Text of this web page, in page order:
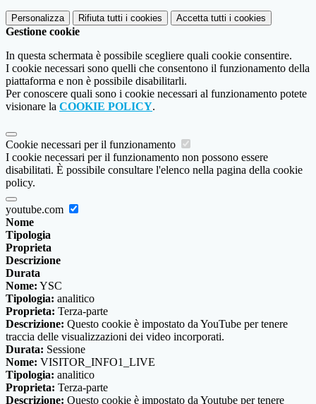
Personalizza Rifiuta tutti i cookies Accetta tutti i cookies
Gestione cookie
In questa schermata è possibile scegliere quali cookie consentire.
I cookie necessari sono quelli che consentono il funzionamento della
piattaforma e non è possibile disabilitarli.
Per conoscere quali sono i cookie necessari al funzionamento potete
visionare la COOKIE POLICY.
Cookie necessari per il funzionamento
I cookie necessari per il funzionamento non possono essere
disabilitati. È possibile consultare l'elenco nella pagina della cookie
policy.
youtube.com
Nome
Tipologia
Proprieta
Descrizione
Durata
Nome: YSC
Tipologia: analitico
Proprieta: Terza-parte
Descrizione: Questo cookie è impostato da YouTube per tenere
traccia delle visualizzazioni dei video incorporati.
Durata: Sessione
Nome: VISITOR_INFO1_LIVE
Tipologia: analitico
Proprieta: Terza-parte
Descrizione: Questo cookie è impostato da Youtube per tenere